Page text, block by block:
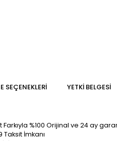
SEÇENEKLERI YETKİ BELGESİ
Farkıyla %100 Orijinal ve 24 ay
İmkanı